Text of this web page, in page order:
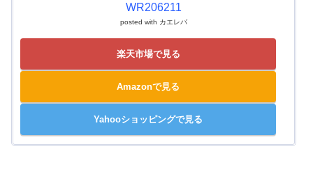
WR206211
posted with カエレバ
楽天市場で見る
Amazonで見る
Yahooショッピングで見る